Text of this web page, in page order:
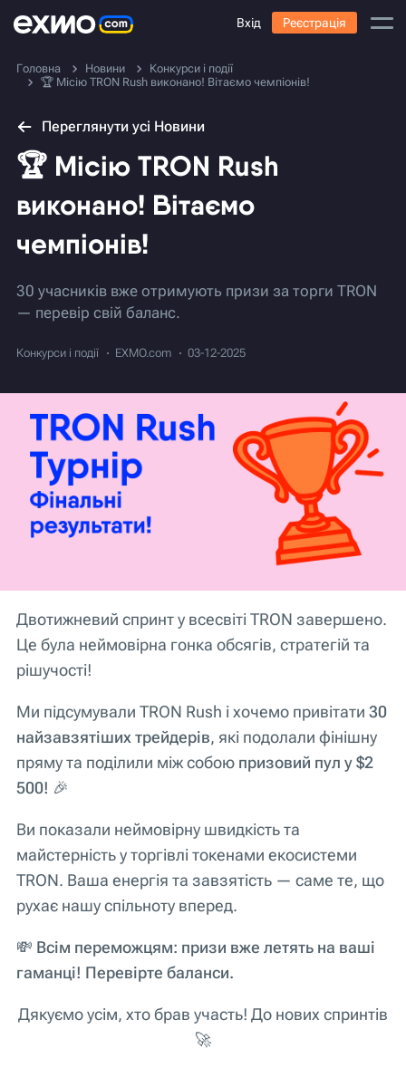
Вхід Реєстрація
Головна Новини
Конкурси і події
🏆 Місію TRON Rush виконано! Вітаємо чемпіонів!
Переглянути усі Новини
🏆 Місію TRON Rush
виконано! Вітаємо
чемпіонів!
30 учасників вже отримують призи за торги TRON
— перевір свій баланс.
Конкурси і події EXMO.com 03-12-2025
Двотижневий спринт у всесвіті TRON завершено.
Це була неймовірна гонка обсягів, стратегій та
рішучості!
Ми підсумували TRON Rush і хочемо привітати 30
найзавзятіших трейдерів, які подолали фінішну
пряму та поділили між собою призовий пул у $2
500! 🎉
Ви показали неймовірну швидкість та
майстерність у торгівлі токенами екосистеми
TRON. Ваша енергія та завзятість — саме те, що
рухає нашу спільноту вперед.
💸 Всім переможцям: призи вже летять на ваші
гаманці! Перевірте баланси.
Дякуємо усім, хто брав участь! До нових спринтів
🚀